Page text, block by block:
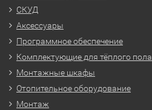
СКУД
Аксессуары
Программное обеспечение
Комплектующие для тёплого пола
Монтажные шкафы
Отопительное оборудование
Монтаж